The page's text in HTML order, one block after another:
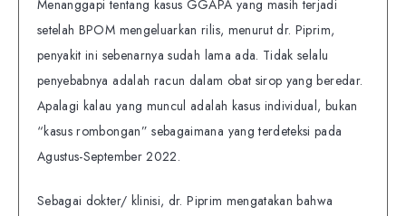
Menanggapi tentang kasus GGAPA yang masih terjadi
setelah BPOM mengeluarkan rilis, menurut dr. Piprim,
penyakit ini sebenarnya sudah lama ada. Tidak selalu
penyebabnya adalah racun dalam obat sirop yang beredar.
Apalagi kalau yang muncul adalah kasus individual, bukan
“kasus rombongan” sebagaimana yang terdeteksi pada
Agustus-September 2022.
Sebagai dokter/ klinisi, dr. Piprim mengatakan bahwa